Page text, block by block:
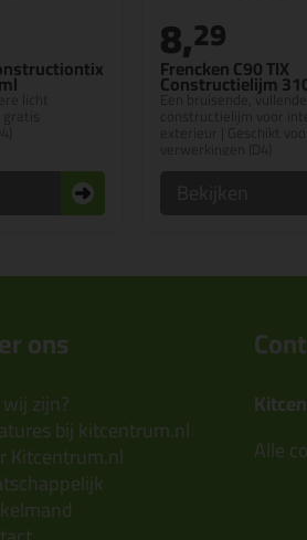
licht
Frencken C90 TIX
Constructielijm
Een bruisende, vullende
8,29
ons
zijn?
bij kitcentrum.nl
Kitcentrum.nl
Alle